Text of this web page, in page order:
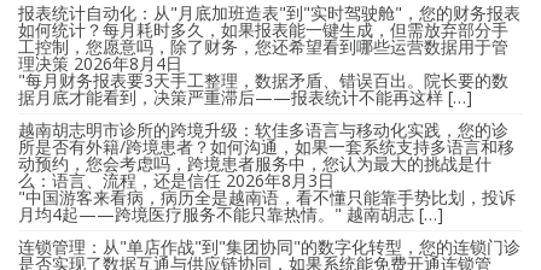
报表统计自动化：从"月底加班造表"到"实时驾驶舱"，您的财务报表
如何统计？每月耗时多久，如果报表能一键生成，但需放弃部分手
工控制，您愿意吗，除了财务，您还希望看到哪些运营数据用于管
理决策 2026年8月4日
"每月财务报表要3天手工整理，数据矛盾、错误百出。院长要的数
据月底才能看到，决策严重滞后——报表统计不能再这样 […]
越南胡志明市诊所的跨境升级：软佳多语言与移动化实践，您的诊
所是否有外籍/跨境患者？如何沟通，如果一套系统支持多语言和移
动预约，您会考虑吗，跨境患者服务中，您认为最大的挑战是什
么：语言、流程，还是信任 2026年8月3日
"中国游客来看病，病历全是越南语，看不懂只能靠手势比划，投诉
月均4起——跨境医疗服务不能只靠热情。" 越南胡志 […]
连锁管理：从"单店作战"到"集团协同"的数字化转型，您的连锁门诊
是否实现了数据互通与供应链协同，如果系统能免费开通连锁管